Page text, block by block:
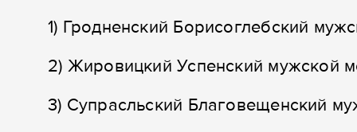
1) Гродненский Борисоглебский
2) Жировицкий Успенский мужской
3) Супрасльский Благовещенский